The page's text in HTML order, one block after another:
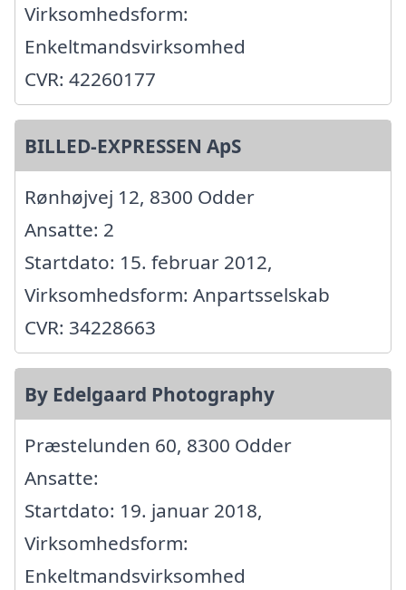
Virksomhedsform:
Enkeltmandsvirksomhed
CVR: 42260177
BILLED-EXPRESSEN ApS
Rønhøjvej 12, 8300 Odder
Ansatte: 2
Startdato: 15. februar 2012,
Virksomhedsform: Anpartsselskab
CVR: 34228663
By Edelgaard Photography
Præstelunden 60, 8300 Odder
Ansatte:
Startdato: 19. januar 2018,
Virksomhedsform:
Enkeltmandsvirksomhed